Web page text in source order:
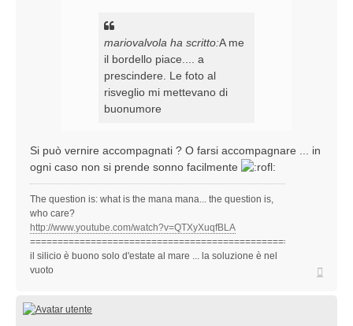
mariovalvola ha scritto:A me
il bordello piace.... a
prescindere. Le foto al
risveglio mi mettevano di
buonumore
di più per prendere sonno, da soli, la sera...
Si può vernire accompagnati ? O farsi accompagnare ... in
ogni caso non si prende sonno facilmente
The question is: what is the mana mana... the question is,
who care?
http://www.youtube.com/watch?v=QTXyXuqfBLA
il silicio è buono solo d'estate al mare ... la soluzione è nel
vuoto